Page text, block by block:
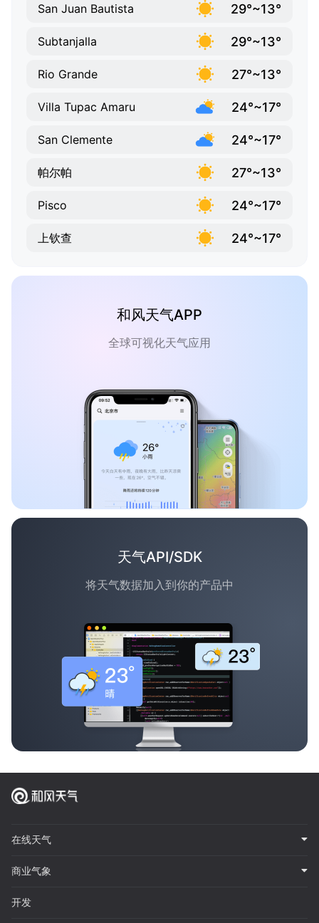
San Juan Bautista 29°~13°
Subtanjalla 29°~13°
Rio Grande 27°~13°
Villa Tupac Amaru 24°~17°
San Clemente 24°~17°
帕尔帕 27°~13°
Pisco 24°~17°
上钦查 24°~17°
和风天气APP
全球可视化天气应用
天气API/SDK
将天气数据加入到你的产品中
在线天气
商业气象
开发